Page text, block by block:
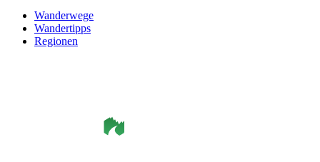
Wanderwege
Wandertipps
Regionen